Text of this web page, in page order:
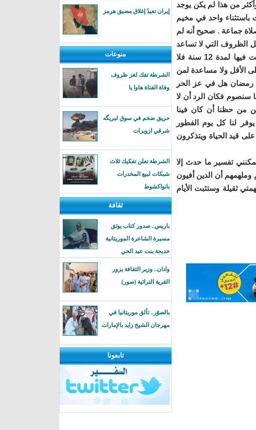
من هذا لم يكن يوجد
واحد في مخيم
جماعة . صحيح أنه لم
الظروف التي لا تساعد
على أداء هذه العبادات كانت متوفرة على الأقل في الأماكن التي عملت فيها لمدة 12 سنة فلا
الأقل ولا مساعدة لمن
رمضان هل في عز الحر
سنصوم فكان الرد أن لا
من حظنا أن كان فينا
لنا كل يوم الفطور
قيد الحياة ويتذكرون
تفسير ما حدث إلا
أن الدين أفيون
ثقيلة وستثبت الأيام
إيران تعيدُ إغلاق مضيق هرمز
منوعات
الشرطة تفك لغز ظروف
وفاة الفتاة هاوا يا
حريق ضخم في سوق لبريگه
شرقي ازويرات
الشرطة تعلن تفكيك ثلاث
شبكات لبيع المخدرات
بانواكشوط
ثقافة
باريس.. صدور كتاب يوثق
مسيرة الشاعرة الموريتانية
خديجة بنت عبد الحي
وادان.. وزير الثقافة يزور
القرية التراثية (صور)
بالصوًر.. تألق موريتانيا في
مهرجان الشيخ زايد بالإمارات
تابعونا